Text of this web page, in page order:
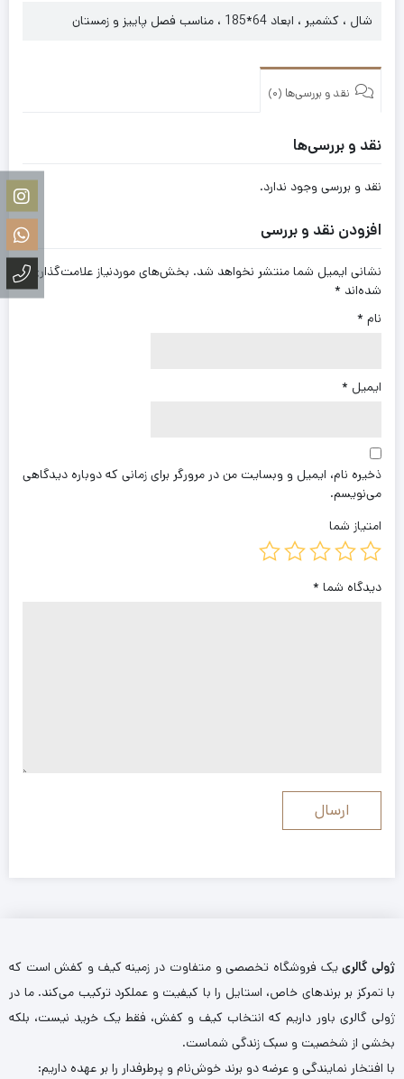
شال ، کشمیر ، ابعاد 64*185 ، مناسب فصل پاییز و زمستان
نقد و بررسی‌ها (0)
نقد و بررسی‌ها
نقد و بررسی وجود ندارد.
افزودن نقد و بررسی
نشانی ایمیل شما منتشر نخواهد شد. بخش‌های موردنیاز علامت‌گذاری
شده‌اند *
نام *
ایمیل *
ذخیره نام، ایمیل و وبسایت من در مرورگر برای زمانی که دوباره دیدگاهی
می‌نویسم.
امتیاز شما
دیدگاه شما *
ژولی گالرییک فروشگاه تخصصی و متفاوت در زمینه کیف و کفش است که
با تمرکز بر برندهای خاص، استایل را با کیفیت و عملکرد ترکیب می‌کند. ما در
ژولی گالری باور داریم که انتخاب کیف و کفش، فقط یک خرید نیست، بلکه
بخشی از شخصیت و سبک زندگی شماست.
با افتخار نمایندگی و عرضه دو برند خوش‌نام و پرطرفدار را بر عهده داریم: